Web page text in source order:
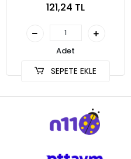
121,24 TL
Adet
SEPETE EKLE